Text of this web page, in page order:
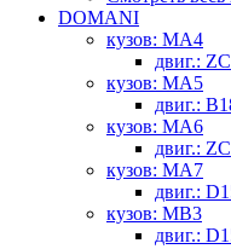
DOMANI
кузов: MA4
двиг.: ZC
кузов: MA5
двиг.:
кузов: MA6
двиг.: ZC
кузов: MA7
двиг.:
кузов: MB3
двиг.: